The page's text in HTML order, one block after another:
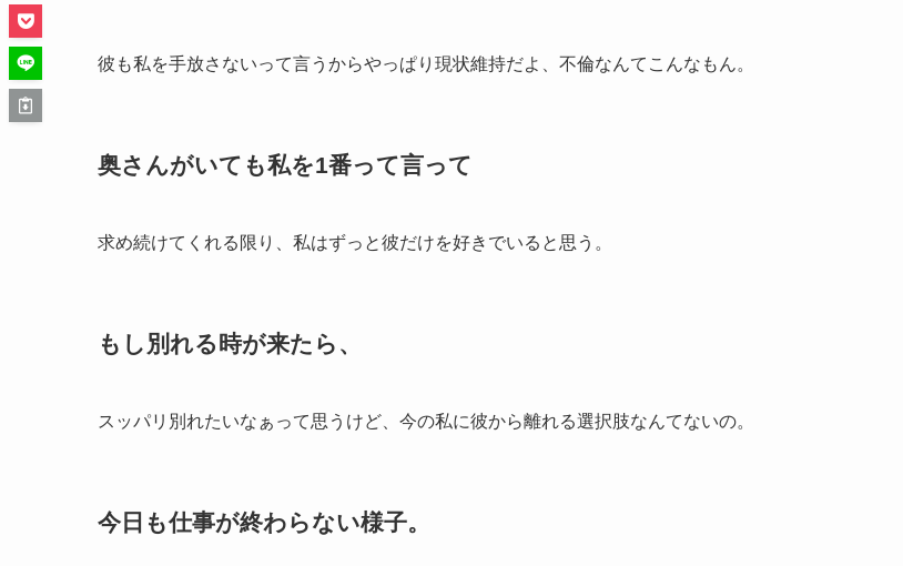
彼も私を手放さないって言うからやっぱり現状維持だよ、不倫なんてこんなもん。
奥さんがいても私を1番って言って
求め続けてくれる限り、私はずっと彼だけを好きでいると思う。
もし別れる時が来たら、
スッパリ別れたいなぁって思うけど、今の私に彼から離れる選択肢なんてないの。
今日も仕事が終わらない様子。